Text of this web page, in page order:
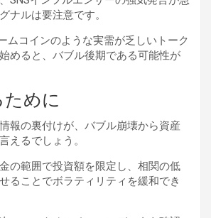
ナルは要注意です。
ムコインのような実需が乏しいトーク
めると、バブル後期である可能性が
めに
報の裏付けが、バブル崩壊から資産
えるでしょう。
の範囲で投資額を限定し、相関の低
ることでボラティリティを緩和でき